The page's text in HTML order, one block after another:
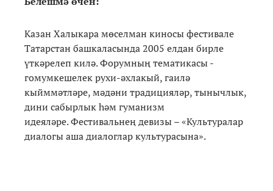
Казан Халыкара мөселман киносы фестивале
Татарстан башкаласында 2005 елдан бирле
үткәрелеп килә. Форумның тематикасы -
гомумкешелек рухи-әхлакый, гаилә
кыйммәтләре, мәдәни традицияләр, тынычлык,
дини сабырлык һәм гуманизм
идеяләре. Фестивальнең девизы – «Культуралар
диалогы аша диалоглар культурасына».